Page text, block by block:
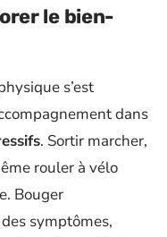
le bien-
s’est
dans
. Sortir marcher,
rouler à vélo
Bouger
symptômes,